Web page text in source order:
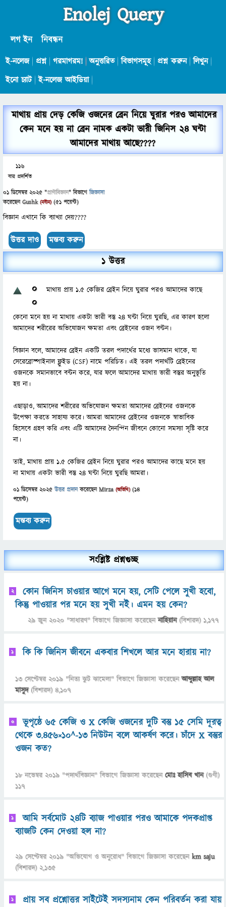
Enolej Query
লগ ইন নিবন্ধন
ই-নলেজ প্রশ্ন গরমাগরম! অনুত্তরিত বিভাগসমূহ প্রশ্ন করুন লিখুন
ইনো চ্যাট ই-নলেজ আইডিয়া
মাথায় প্রায় দেড় কেজি ওজনের ব্রেন নিয়ে ঘুরার পরও আমাদের
কেন মনে হয় না ব্রেন নামক একটা ভারী জিনিস ২৪ ঘন্টা
আমাদের মাথায় আছে????
116
বার প্রদর্শিত
01 ডিসেম্বর 2025 "প্রাণীবিজ্ঞান" বিভাগে জিজ্ঞাসা
করেছেনGushk (নবীন) (51পয়েন্ট)
বিজ্ঞান এখানে কি ব্যাখ্যা দেয়????
1 উত্তর
0
0
মাথায় প্রায় ১.৫ কেজির ব্রেইন নিয়ে ঘুরার পরও আমাদের কাছে
কেনো মনে হয় না মাথায় একটা ভারী বস্তু ২৪ ঘন্টা নিয়ে ঘুরছি, এর কারণ হলো
আমাদের শরীরের অভিযোজন ক্ষমতা এবং ব্রেইনের ওজন বন্টন।
বিজ্ঞান বলে, আমাদের ব্রেইন একটি তরল পদার্থের মধ্যে ভাসমান থাকে, যা
সেরেব্রোস্পাইনাল ফ্লুইড (CSF) নামে পরিচিত। এই তরল পদার্থটি ব্রেইনের
ওজনকে সমানভাবে বন্টন করে, যার ফলে আমাদের মাথায় ভারী বস্তুর অনুভূতি
হয় না।
এছাড়াও, আমাদের শরীরের অভিযোজন ক্ষমতা আমাদের ব্রেইনের ওজনকে
উপেক্ষা করতে সাহায্য করে। আমরা আমাদের ব্রেইনের ওজনকে স্বাভাবিক
হিসেবে গ্রহণ করি এবং এটি আমাদের দৈনন্দিন জীবনে কোনো সমস্যা সৃষ্টি করে
না।
তাই, মাথায় প্রায় ১.৫ কেজির ব্রেইন নিয়ে ঘুরার পরও আমাদের কাছে মনে হয়
না মাথায় একটা ভারী বস্তু ২৪ ঘন্টা নিয়ে ঘুরছি আমরা।
01 ডিসেম্বর 2025 উত্তর প্রদান করেছেনMirza (অতিথি) (14
পয়েন্ট)
সংশ্লিষ্ট প্রশ্নগুচ্ছ
2
কোন জিনিস চাওয়ার আগে মনে হয়, সেটি পেলে সুখী হবো,
কিন্তু পাওয়ার পর মনে হয় সুখী নই। এমন হয় কেন?
29 জুন 2020 "সাধারণ" বিভাগে জিজ্ঞাসাকরেছেননাহিয়ান (বিশারদ) 1,177
1 কি কি জিনিস জীবনে একবার শিখলে আর মনে হারায় না?
13 সেপ্টেম্বর 2019 "নিত্য ঝুট ঝামেলা" বিভাগে জিজ্ঞাসাকরেছেনআব্দুল্লাহ আল
মাসুদ (বিশারদ) 4,107
0
ভূপৃষ্ঠে 65 কেজি ও X কেজি ওজনের দুটি বস্তু ১৫ সেমি দূরত্ব
থেকে ৩.৪৫৬×১০^-১৩ নিউটন বলে আকর্ষণ করে। চাঁদে X বস্তুর
ওজন কত?
18 নভেম্বর 2019 "পদার্থবিজ্ঞান" বিভাগে জিজ্ঞাসাকরেছেনমোঃ হাসিব খান (গুণী)
117
1
আমি সর্বমোট ২৪টি ব্যাজ পাওয়ার পরও আমাকে পদকপ্রাপ্ত
ব্যাজটি কেন দেওয়া হল না?
29 সেপ্টেম্বর 2019 "অভিযোগ ও অনুরোধ" বিভাগে জিজ্ঞাসাকরেছেনkm saju
(বিশারদ) 2,135
1
প্রায় সব প্রশ্নোত্তর সাইটেই সদস্যনাম কেন পরিবর্তন করা যায়